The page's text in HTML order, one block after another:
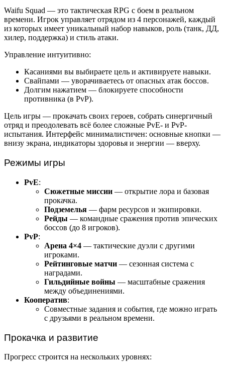
Waifu Squad — это тактическая RPG с боем в реальном
времени. Игрок управляет отрядом из 4 персонажей, каждый
из которых имеет уникальный набор навыков, роль (танк, ДД,
хилер, поддержка) и стиль атаки.
Управление интуитивно:
Касаниями вы выбираете цель и активируете навыки.
Свайпами — уворачиваетесь от опасных атак боссов.
Долгим нажатием — блокируете способности
противника (в PvP).
Цель игры — прокачать своих героев, собрать синергичный
отряд и преодолевать всё более сложные PvE- и PvP-
испытания. Интерфейс минималистичен: основные кнопки —
внизу экрана, индикаторы здоровья и энергии — вверху.
Режимы игры
PvE:
Сюжетные миссии — открытие лора и базовая
прокачка.
Подземелья — фарм ресурсов и экипировки.
Рейды — командные сражения против эпических
боссов (до 8 игроков).
PvP:
Арена 4×4 — тактические дуэли с другими
игроками.
Рейтинговые матчи — сезонная система с
наградами.
Гильдийные войны — масштабные сражения
между объединениями.
Кооператив:
Совместные задания и события, где можно играть
с друзьями в реальном времени.
Прокачка и развитие
Прогресс строится на нескольких уровнях: